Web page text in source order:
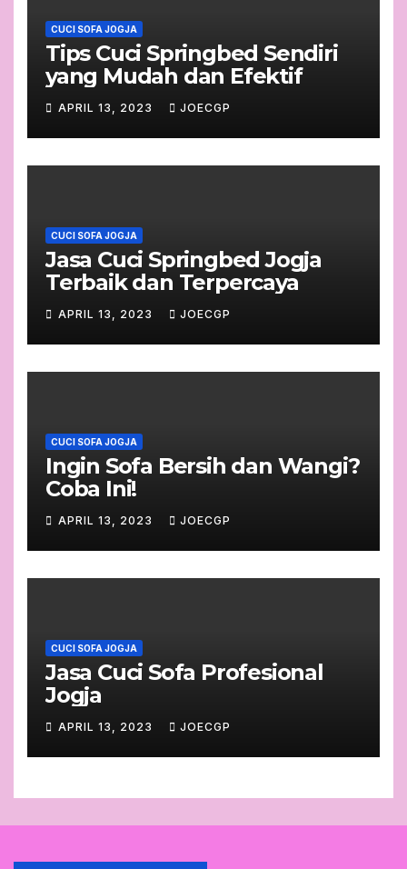
CUCI SOFA JOGJA
Tips Cuci Springbed Sendiri
yang Mudah dan Efektif
APRIL 13, 2023 JOECGP
CUCI SOFA JOGJA
Jasa Cuci Springbed Jogja
Terbaik dan Terpercaya
APRIL 13, 2023 JOECGP
CUCI SOFA JOGJA
Ingin Sofa Bersih dan Wangi?
Coba Ini!
APRIL 13, 2023 JOECGP
CUCI SOFA JOGJA
Jasa Cuci Sofa Profesional
Jogja
APRIL 13, 2023 JOECGP